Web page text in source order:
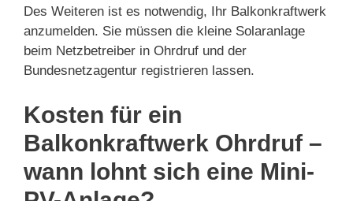
Des Weiteren ist es notwendig, Ihr Balkonkraftwerk
anzumelden. Sie müssen die kleine Solaranlage
beim Netzbetreiber in Ohrdruf und der
Bundesnetzagentur registrieren lassen.
Kosten für ein
Balkonkraftwerk Ohrdruf –
wann lohnt sich eine Mini-